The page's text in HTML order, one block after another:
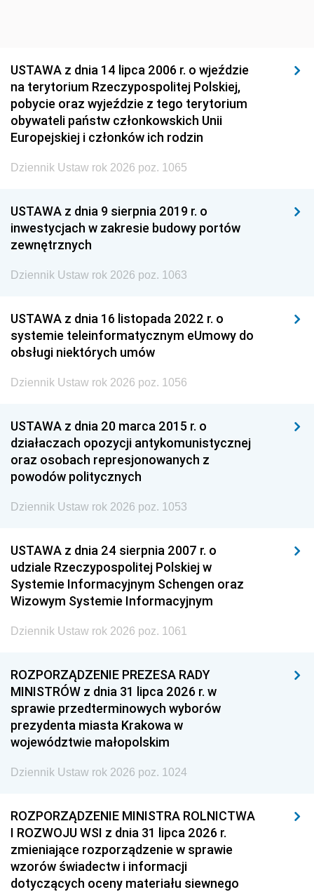
USTAWA z dnia 14 lipca 2006 r. o wjeździe
na terytorium Rzeczypospolitej Polskiej,
pobycie oraz wyjeździe z tego terytorium
obywateli państw członkowskich Unii
Europejskiej i członków ich rodzin
Dziennik Ustaw rok 2026 poz. 1065
USTAWA z dnia 9 sierpnia 2019 r. o
inwestycjach w zakresie budowy portów
zewnętrznych
Dziennik Ustaw rok 2026 poz. 1063
USTAWA z dnia 16 listopada 2022 r. o
systemie teleinformatycznym eUmowy do
obsługi niektórych umów
Dziennik Ustaw rok 2026 poz. 1056
USTAWA z dnia 20 marca 2015 r. o
działaczach opozycji antykomunistycznej
oraz osobach represjonowanych z
powodów politycznych
Dziennik Ustaw rok 2026 poz. 1053
USTAWA z dnia 24 sierpnia 2007 r. o
udziale Rzeczypospolitej Polskiej w
Systemie Informacyjnym Schengen oraz
Wizowym Systemie Informacyjnym
Dziennik Ustaw rok 2026 poz. 1061
ROZPORZĄDZENIE PREZESA RADY
MINISTRÓW z dnia 31 lipca 2026 r. w
sprawie przedterminowych wyborów
prezydenta miasta Krakowa w
województwie małopolskim
Dziennik Ustaw rok 2026 poz. 1024
ROZPORZĄDZENIE MINISTRA ROLNICTWA
I ROZWOJU WSI z dnia 31 lipca 2026 r.
zmieniające rozporządzenie w sprawie
wzorów świadectw i informacji
dotyczących oceny materiału siewnego